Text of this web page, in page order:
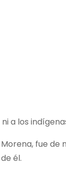
los
fue
él.